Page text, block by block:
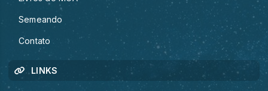
Semeando
Contato
LINKS